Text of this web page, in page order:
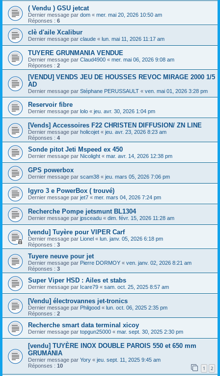
( Vendu ) GSU jetcat
Dernier message par dom « mer. mai 20, 2026 10:50 am
Réponses : 6
clè d'aile Xcalibur
Dernier message par claude « lun. mai 11, 2026 11:17 am
TUYERE GRUNMANIA VENDUE
Dernier message par Claud4900 « mer. mai 06, 2026 9:08 am
Réponses : 2
[VENDU] VENDS JEU DE HOUSSES REVOC MIRAGE 2000 1/5
AD
Dernier message par Stéphane PERUSSAULT « ven. mai 01, 2026 3:28 pm
Reservoir fibre
Dernier message par lolo « jeu. avr. 30, 2026 1:04 pm
[Vends] Accessoires F22 CHRISTEN DIFFUSION/ ZN LINE
Dernier message par holicojet « jeu. avr. 23, 2026 8:23 am
Réponses : 4
Sonde pitot Jeti Mspeed ex 450
Dernier message par Nicolight « mar. avr. 14, 2026 12:38 pm
GPS powerbox
Dernier message par scam38 « jeu. mars 05, 2026 7:06 pm
Igyro 3 e PowerBox ( trouvé)
Dernier message par jet7 « mer. mars 04, 2026 7:24 pm
Recherche Pompe jetsmunt BL1304
Dernier message par jpsceadu « dim. févr. 15, 2026 11:28 am
[vendu] Tuyère pour VIPER Carf
Dernier message par Lionel « lun. janv. 05, 2026 6:18 pm
Réponses : 3
Tuyere neuve pour jet
Dernier message par Pierre DORMOY « ven. janv. 02, 2026 8:21 am
Réponses : 3
Super Viper HSD : Ailes et stabs
Dernier message par Icare79 « sam. oct. 25, 2025 8:57 am
[Vendu] électrovannes jet-tronics
Dernier message par Philgood « lun. oct. 06, 2025 2:35 pm
Réponses : 2
Recherche smart data terminal xicoy
Dernier message par topgun25000 « mar. sept. 30, 2025 2:30 pm
[vendu] TUYÈRE INOX DOUBLE PAROIS 550 et 650 mm
GRUMANIA
Dernier message par Yory « jeu. sept. 11, 2025 9:45 am
Réponses : 10 1 2